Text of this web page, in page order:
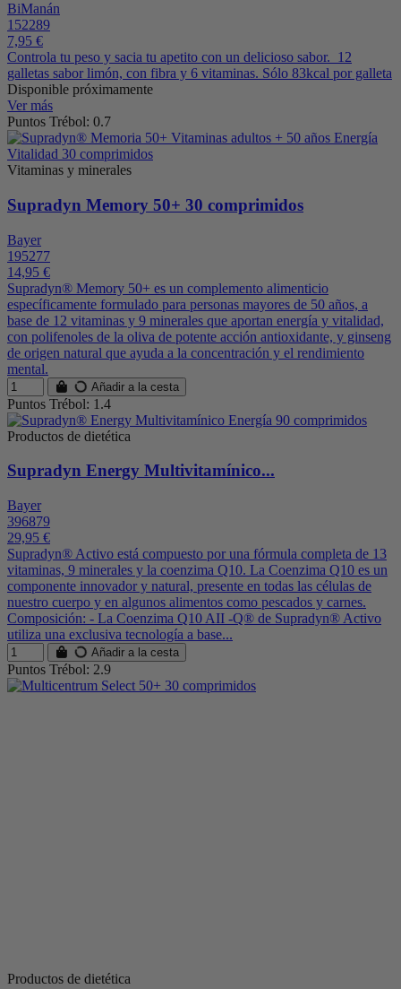
BiManán
152289
7,95 €
Controla tu peso y sacia tu apetito con un delicioso sabor. 12
galletas sabor limón, con fibra y 6 vitaminas. Sólo 83kcal por galleta
Disponible próximamente
Ver más
Puntos Trébol: 0.7
Vitaminas y minerales
Supradyn Memory 50+ 30 comprimidos
Bayer
195277
14,95 €
Supradyn® Memory 50+ es un complemento alimenticio
específicamente formulado para personas mayores de 50 años, a
base de 12 vitaminas y 9 minerales que aportan energía y vitalidad,
con polifenoles de la oliva de potente acción antioxidante, y ginseng
de origen natural que ayuda a la concentración y el rendimiento
mental.
Añadir a la cesta
Puntos Trébol: 1.4
Productos de dietética
Supradyn Energy Multivitamínico...
Bayer
396879
29,95 €
Supradyn® Activo está compuesto por una fórmula completa de 13
vitaminas, 9 minerales y la coenzima Q10. La Coenzima Q10 es un
componente innovador y natural, presente en todas las células de
nuestro cuerpo y en algunos alimentos como pescados y carnes.
Composición: - La Coenzima Q10 AII -Q® de Supradyn® Activo
utiliza una exclusiva tecnología a base...
Añadir a la cesta
Puntos Trébol: 2.9
Productos de dietética